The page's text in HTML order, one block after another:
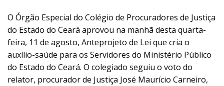
O Órgão Especial do Colégio de Procuradores de Justiça
do Estado do Ceará aprovou na manhã desta quarta-
feira, 11 de agosto, Anteprojeto de Lei que cria o
auxílio-saúde para os Servidores do Ministério Público
do Estado do Ceará. O colegiado seguiu o voto do
relator, procurador de Justiça José Maurício Carneiro,